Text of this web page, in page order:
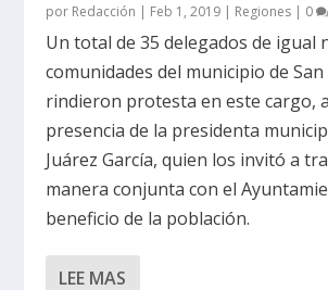
por Redacción | Feb 1, 2019 | Regiones | 0
Un total de 35 delegados de igual
comunidades del municipio de San
rindieron protesta en este cargo,
presencia de la presidenta
Juárez García, quien los invitó a
manera conjunta con el
beneficio de la población.
LEE MAS